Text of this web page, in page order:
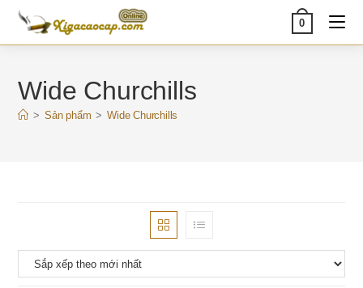
Skip
content
0
Wide Churchills
> Sản phẩm > Wide Churchills